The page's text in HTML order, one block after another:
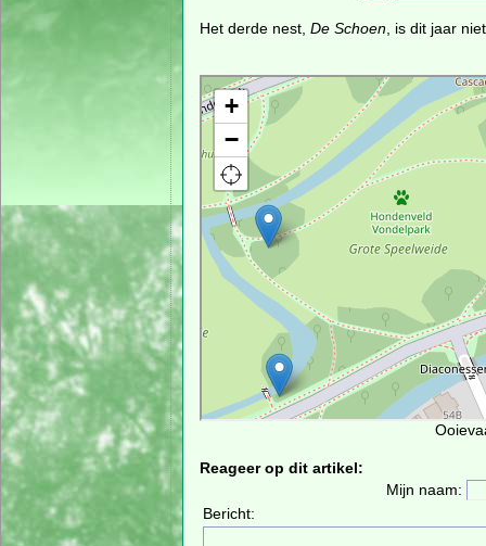
Het derde nest, De Schoen, is dit jaar
Reageer op dit artikel:
Mijn naam:
Bericht: